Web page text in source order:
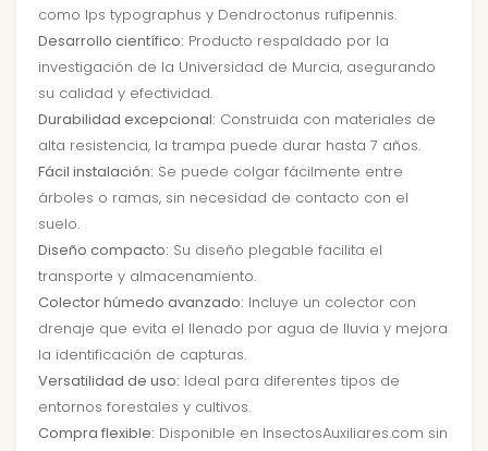
como Ips typographus y Dendroctonus rufipennis.
Desarrollo científico: Producto respaldado por la
investigación de la Universidad de Murcia, asegurando
su calidad y efectividad.
Durabilidad excepcional: Construida con materiales de
alta resistencia, la trampa puede durar hasta 7 años.
Fácil instalación: Se puede colgar fácilmente entre
árboles o ramas, sin necesidad de contacto con el
suelo.
Diseño compacto: Su diseño plegable facilita el
transporte y almacenamiento.
Colector húmedo avanzado: Incluye un colector con
drenaje que evita el llenado por agua de lluvia y mejora
la identificación de capturas.
Versatilidad de uso: Ideal para diferentes tipos de
entornos forestales y cultivos.
Compra flexible: Disponible en InsectosAuxiliares.com sin